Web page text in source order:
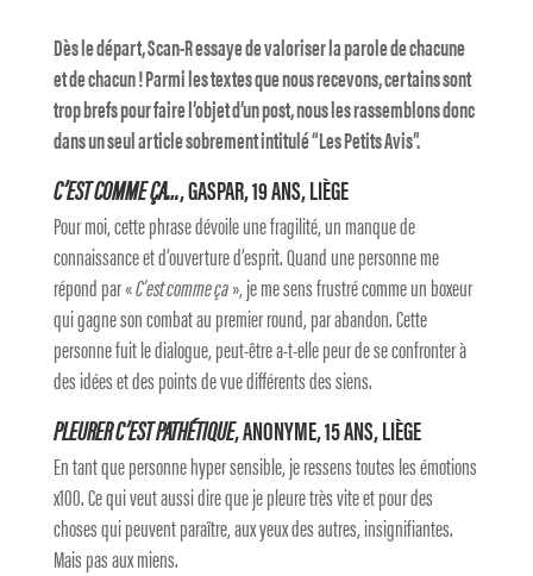
Dès le départ, Scan-R essaye de valoriser la parole de chacune
et de chacun ! Parmi les textes que nous recevons, certains sont
trop brefs pour faire l’objet d’un post, nous les rassemblons donc
dans un seul article sobrement intitulé “Les Petits Avis”.
C’EST COMME ÇA…, GASPAR, 19 ANS, LIÈGE
Pour moi, cette phrase dévoile une fragilité, un manque de
connaissance et d’ouverture d’esprit. Quand une personne me
répond par «C’est comme ça», je me sens frustré comme un boxeur
qui gagne son combat au premier round, par abandon. Cette
personne fuit le dialogue, peut-être a-t-elle peur de se confronter à
des idées et des points de vue différents des siens.
PLEURER C’EST PATHÉTIQUE, ANONYME, 15 ANS, LIÈGE
En tant que personne hyper sensible, je ressens toutes les émotions
x100. Ce qui veut aussi dire que je pleure très vite et pour des
choses qui peuvent paraître, aux yeux des autres, insignifiantes.
Mais pas aux miens.